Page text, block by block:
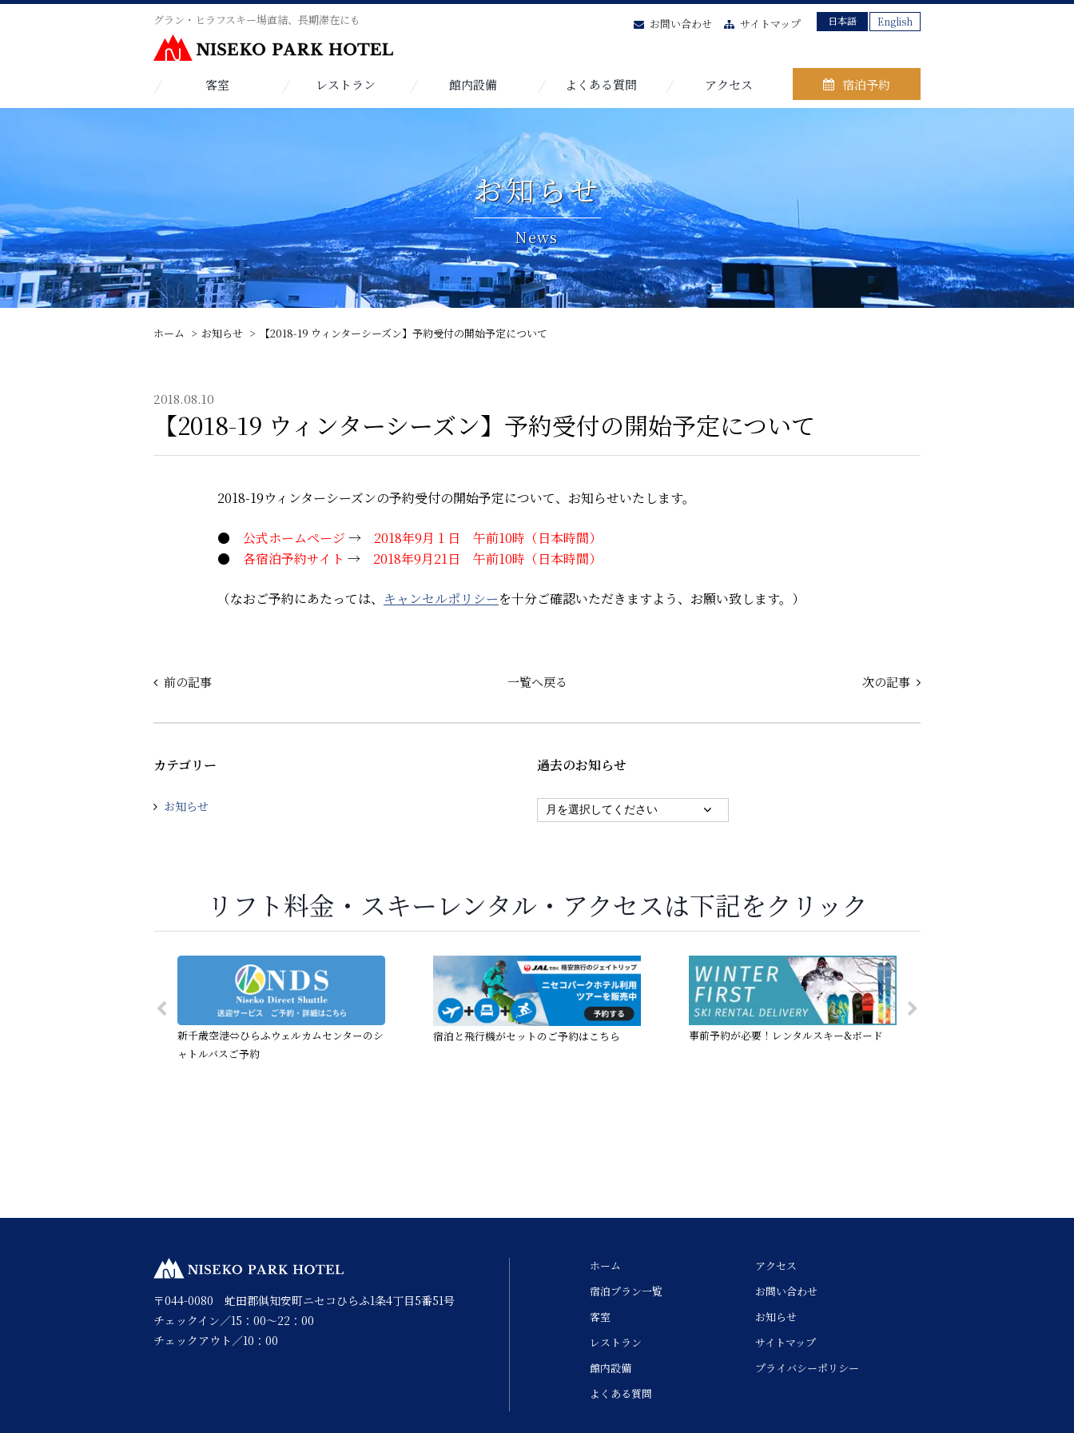
グラン・ヒラフスキー場直結、長期滞在にも
客室 レストラン 館内設備 よくある質問 アクセス 宿泊予約
お問い合わせ サイトマップ 日本語 English
お知らせ
News
ホーム お知らせ 【2018-19 ウィンターシーズン】予約受付の開始予定について
2018.08.10
【2018-19 ウィンターシーズン】予約受付の開始予定について
2018-19ウィンターシーズンの予約受付の開始予定について、お知らせいたします。
● 公式ホームページ → 2018年9月 1 日 午前10時（日本時間）
● 各宿泊予約サイト → 2018年9月21日 午前10時（日本時間）
（なおご予約にあたっては、 キャンセルポリシーを十分ご確認いただきますよう、お願い致します。）
前の記事 一覧へ戻る 次の記事
カテゴリー
お知らせ
過去のお知らせ
リフト料金・スキーレンタル・アクセスは下記をクリック
新千歳空港⇔ひらふウェルカムセンターのシ
ャトルバスご予約
宿泊と飛行機がセットのご予約はこちら 事前予約が必要！レンタルスキー&ボード
〒044-0080 虻田郡俱知安町ニセコひらふ1条4丁目5番51号
チェックイン／15：00～22：00
チェックアウト／10：00
ホーム
宿泊プラン一覧
客室
レストラン
館内設備
よくある質問
アクセス
お問い合わせ
お知らせ
サイトマップ
プライバシーポリシー